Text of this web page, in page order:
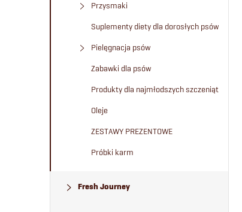
Przysmaki
Suplementy diety dla dorosłych psów
Pielęgnacja psów
Zabawki dla psów
Produkty dla najmłodszych szczeniąt
Oleje
ZESTAWY PREZENTOWE
Próbki karm
Fresh Journey